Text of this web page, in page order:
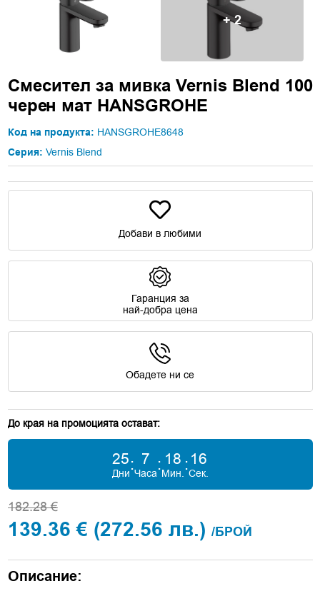
+ 2
Смесител за мивка Vernis Blend 100
черен мат HANSGROHE
Код на продукта: HANSGROHE8648
Серия: Vernis Blend
Добави в любими
Гаранция за
най-добра цена
Обадете ни се
До края на промоцията остават:
25
Дни: 7
Часа: 18
Мин.:15
Сек.
182.28 €
139.36 € (272.56 лв.) /БРОЙ
Описание: